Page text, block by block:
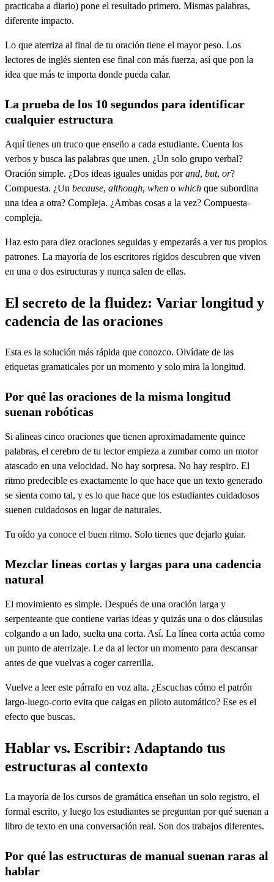
practicaba a diario) pone el resultado primero. Mismas palabras,
diferente impacto.
Lo que aterriza al final de tu oración tiene el mayor peso. Los
lectores de inglés sienten ese final con más fuerza, así que pon la
idea que más te importa donde pueda calar.
La prueba de los 10 segundos para identificar
cualquier estructura
Aquí tienes un truco que enseño a cada estudiante. Cuenta los
verbos y busca las palabras que unen. ¿Un solo grupo verbal?
Oración simple. ¿Dos ideas iguales unidas porand, but, or?
Compuesta. ¿Un because, although, when o which que subordina
una idea a otra? Compleja. ¿Ambas cosas a la vez? Compuesta-
compleja.
Haz esto para diez oraciones seguidas y empezarás a ver tus propios
patrones. La mayoría de los escritores rígidos descubren que viven
en una o dos estructuras y nunca salen de ellas.
El secreto de la fluidez: Variar longitud y
cadencia de las oraciones
Esta es la solución más rápida que conozco. Olvídate de las
etiquetas gramaticales por un momento y solo mira la longitud.
Por qué las oraciones de la misma longitud
suenan robóticas
Si alineas cinco oraciones que tienen aproximadamente quince
palabras, el cerebro de tu lector empieza a zumbar como un motor
atascado en una velocidad. No hay sorpresa. No hay respiro. El
ritmo predecible es exactamente lo que hace que un texto generado
se sienta como tal, y es lo que hace que los estudiantes cuidadosos
suenen cuidadosos en lugar de naturales.
Tu oído ya conoce el buen ritmo. Solo tienes que dejarlo guiar.
Mezclar líneas cortas y largas para una cadencia
natural
El movimiento es simple. Después de una oración larga y
serpenteante que contiene varias ideas y quizás una o dos cláusulas
colgando a un lado, suelta una corta. Así. La línea corta actúa como
un punto de aterrizaje. Le da al lector un momento para descansar
antes de que vuelvas a coger carrerilla.
Vuelve a leer este párrafo en voz alta. ¿Escuchas cómo el patrón
largo-luego-corto evita que caigas en piloto automático? Ese es el
efecto que buscas.
Hablar vs. Escribir: Adaptando tus
estructuras al contexto
La mayoría de los cursos de gramática enseñan un solo registro, el
formal escrito, y luego los estudiantes se preguntan por qué suenan a
libro de texto en una conversación real. Son dos trabajos diferentes.
Por qué las estructuras de manual suenan raras al
hablar